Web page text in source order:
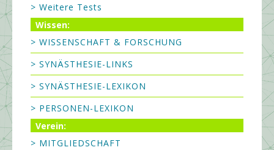
> Weitere Tests
Wissen:
> WISSENSCHAFT & FORSCHUNG
> SYNÄSTHESIE-LINKS
> SYNÄSTHESIE-LEXIKON
> PERSONEN-LEXIKON
Verein:
> MITGLIEDSCHAFT